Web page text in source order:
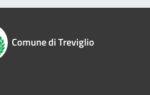
Comune di Treviglio